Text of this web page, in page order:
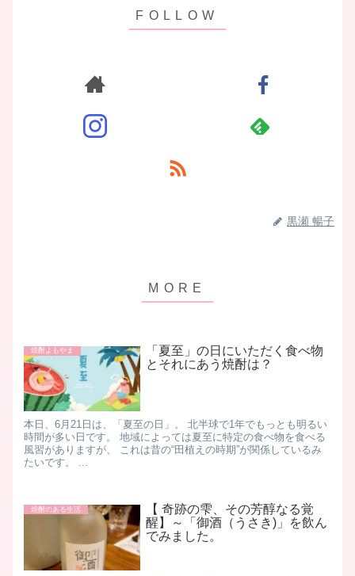
黒瀬 暢子
焼酎よもやま
「夏至」の日にいただく食べ物
とそれにあう焼酎は？
本日、6月21日は、「夏至の日」。 北半球で1年でもっとも明るい
時間が多い日です。 地域によっては夏至に特定の食べ物を食べる
風習がありますが、 これは昔の“田植えの時期”が関係しているみ
たいです。 ...
焼酎のある生活
【 奇跡の雫、その芳醇なる覚
醒】～「御酒（うさき)」を飲ん
でみました。